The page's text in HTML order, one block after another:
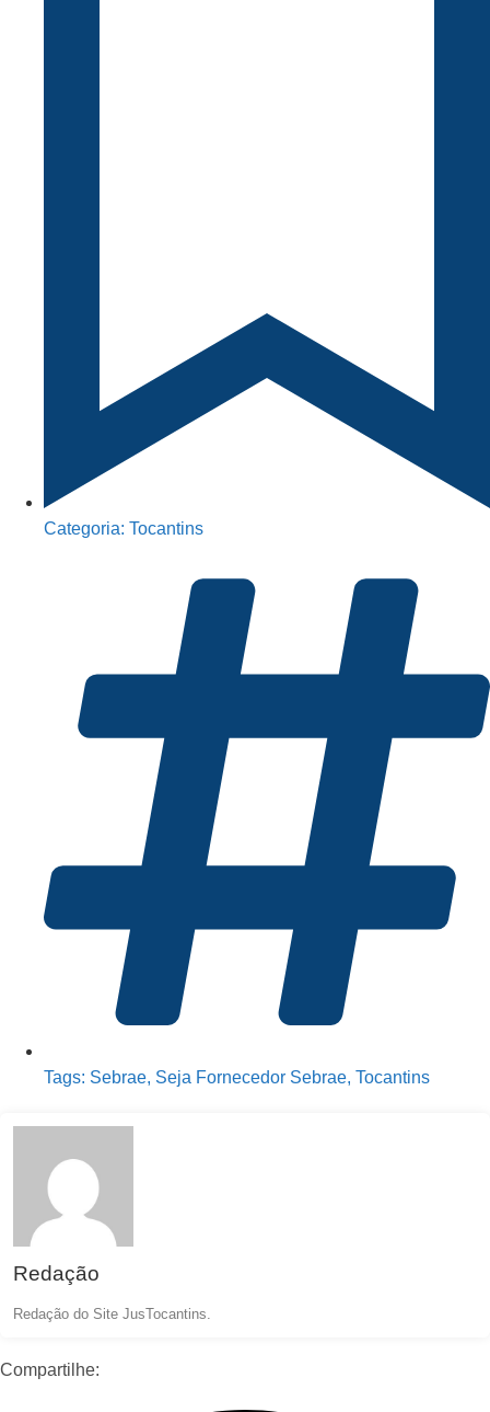
Categoria: Tocantins
Tags: Sebrae, Seja Fornecedor Sebrae, Tocantins
Redação
Redação do Site JusTocantins.
Compartilhe: